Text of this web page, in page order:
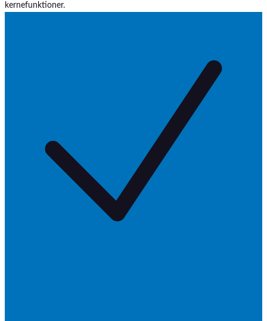
kernefunktioner.